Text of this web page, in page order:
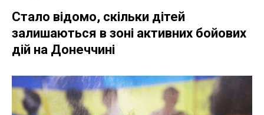
Стало відомо, скільки дітей
залишаються в зоні активних бойових
дій на Донеччині